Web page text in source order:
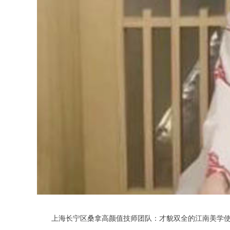
上海长宁区桑拿高颜值技师团队：才貌双全的江南美学